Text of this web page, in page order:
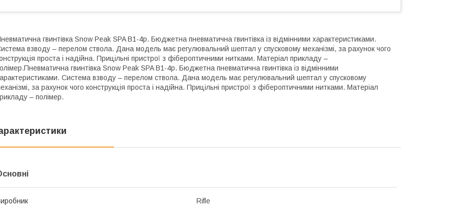
гвинтівка Snow Peak SPA B1-4р. Бюджетна пневматична гвинтівка із відмінними характеристиками.
взводу – перелом ствола. Дана модель має регулювальний шептал у спусковому механізмі, за рахунок чого
проста і надійна. Прицільні пристрої з фібероптичними нитками. Матеріал прикладу –
гвинтівка Snow Peak SPA B1-4р. Бюджетна пневматична гвинтівка із відмінними
Система взводу – перелом ствола. Дана модель має регулювальний шептал у спусковому
за рахунок чого конструкція проста і надійна. Прицільні пристрої з фібероптичними нитками. Матеріал
– полімер.
Rifle